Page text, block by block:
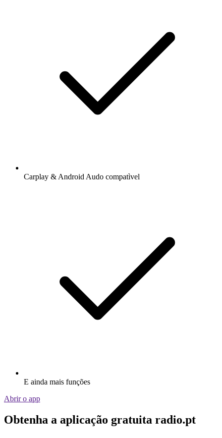
Carplay & Android Audo compatìvel
E ainda mais funções
Abrir o app
Obtenha a aplicação gratuita radio.pt